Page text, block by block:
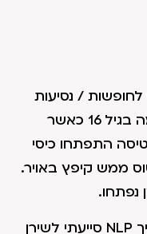
/ נסיעות
עבודה לחו"ל. שירן חוותה טראומה בגיל 16 כאשר
התפתחו כיסי
ממש קיפץ באויר.
נפתחו.
מאז שירן נמנעה מטיסות. בתהליך NLP סייעתי לשירן